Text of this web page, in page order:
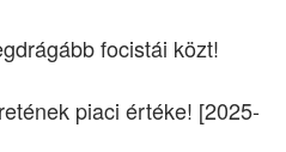
focistái közt!
piaci értéke! [2025-